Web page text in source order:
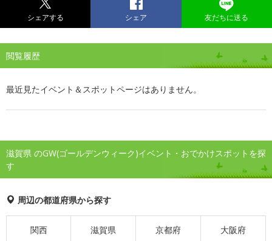
シェアする シェア 友だちに送る
閲覧履歴
最近見たイベント＆スポットページはありません。
滋賀県 のGW(ゴールデンウィーク)イベント・おでかけスポットを探
す
周辺の都道府県から探す
関西 滋賀県 京都府 大阪府